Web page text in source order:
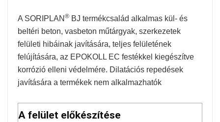
A SORIPLAN ® BJ termékcsalád alkalmas kül- és
beltéri beton, vasbeton műtárgyak, szerkezetek
felületi hibáinak javítására, teljes felületének
felújítására, az EPOKOLL EC festékkel kiegészítve
korrózió elleni védelmére. Dilatációs repedések
javítására a termékek nem alkalmazhatók
A felület előkészítése